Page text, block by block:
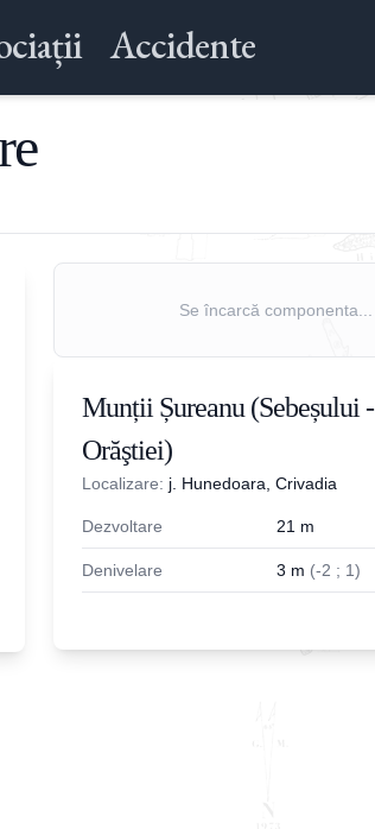
Accidente
Se încarcă componenta...
Munții Șureanu (Sebeșului -
Orăştiei)
Localizare: j. Hunedoara, Crivadia
Dezvoltare 21 m
Denivelare 3 m (-2 ; 1)